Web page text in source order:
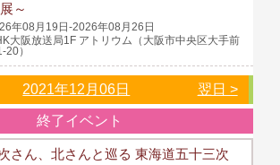
～
年08月19日-2026年08月26日
大阪放送局1F アトリウム（大阪市中央区大手前
20）
2021年12月06日 翌日 >
終了イベント
さん、北さんと巡る 東海道五十三次